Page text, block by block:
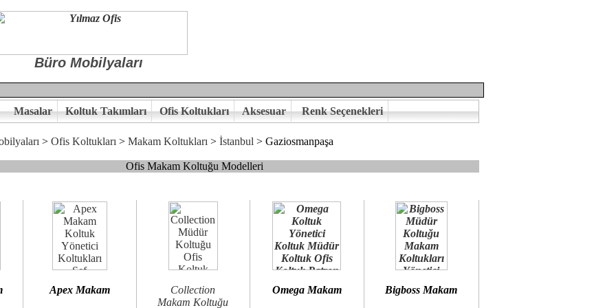
Büro Mobilyaları
kaliteye önem veriyorsanız,makam koltuk modellerimizi incelemenizi öneririz.
goldsit ve modern makam koltukları hayal ettiğiniz özgün ofis ortamına kavuşabilirsiniz.
birlikte karar verelim.
Büro Mobilya
Masalar Koltuk Takımları Ofis Koltukları Aksesuar Renk Seçenekleri
> Ofis Koltukları > Makam Koltukları > İstanbul > Gaziosmanpaşa
Ofis Makam Koltuğu Modelleri
Apex Makam
Collection
Makam Koltuğu
Omega Makam Bigboss Makam